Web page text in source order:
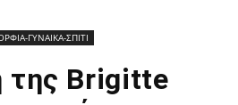
ΓΥΝΑΙΚΑ-ΣΠΙΤΙ
της Brigitte